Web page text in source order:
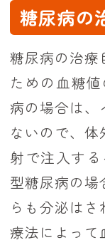
糖尿病の
糖尿病の治療
ための血糖
病の場合は、
ないので、
射で注入す
型糖尿病の
らも分泌は
療法によって